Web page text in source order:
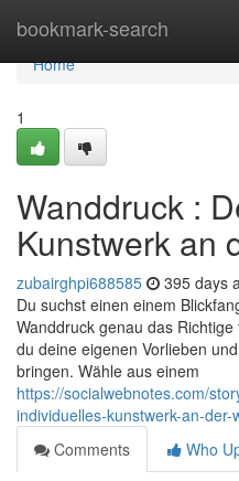
bookmark-search
Home
Home
1
Wanddruck :
Kunstwerk an
zubairghpi688585 395 days
Du suchst einen einem
Wanddruck genau das
du deine eigenen Vorlieben
bringen. Wähle aus einem
https://socialwebnotes.com/
individuelles-kunstwerk-an-der-
Comments
Who